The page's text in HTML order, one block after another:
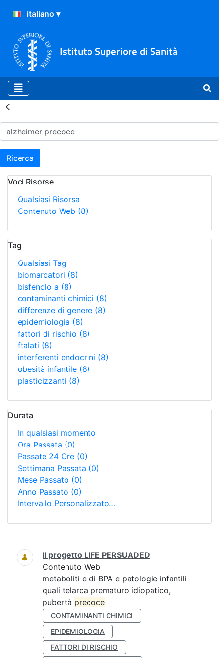
Istituto Superiore di Sanità
Risultati della Ricerca -
Ricerca
Voci Risorse
Qualsiasi Risorsa
Contenuto Web (8)
Tag
Qualsiasi Tag
biomarcatori (8)
bisfenolo a (8)
contaminanti chimici (8)
differenze di genere (8)
epidemiologia (8)
fattori di rischio (8)
ftalati (8)
interferenti endocrini (8)
obesità infantile (8)
plasticizzanti (8)
Durata
In qualsiasi momento
Ora Passata (0)
Passate 24 Ore (0)
Settimana Passata (0)
Mese Passato (0)
Anno Passato (0)
Intervallo Personalizzato…
Ricerca
Il progetto LIFE PERSUADED
Contenuto Web
metaboliti e di BPA e patologie infantili
quali telarca prematuro idiopatico,
pubertà precoce
CONTAMINANTI CHIMICI
EPIDEMIOLOGIA
FATTORI DI RISCHIO